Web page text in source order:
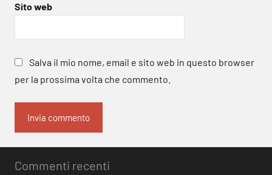
Sito web
Salva il mio nome, email e sito web in questo browser
per la prossima volta che commento.
Commenti recenti